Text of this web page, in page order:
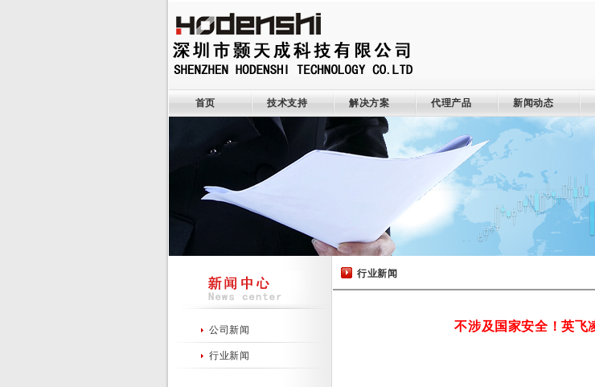
首页 技术支持 解决方案 代理产品 新闻动态
公司新闻
行业新闻
行业新闻
不涉及国家安全！英飞